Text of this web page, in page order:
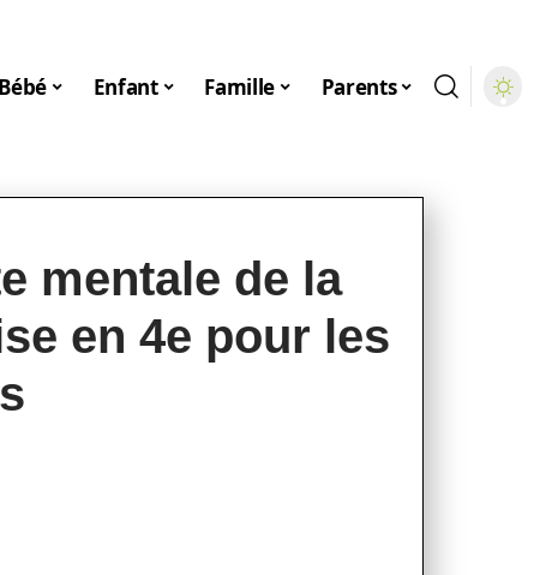
Bébé Enfant Famille Parents
mentale de la
en 4e pour les